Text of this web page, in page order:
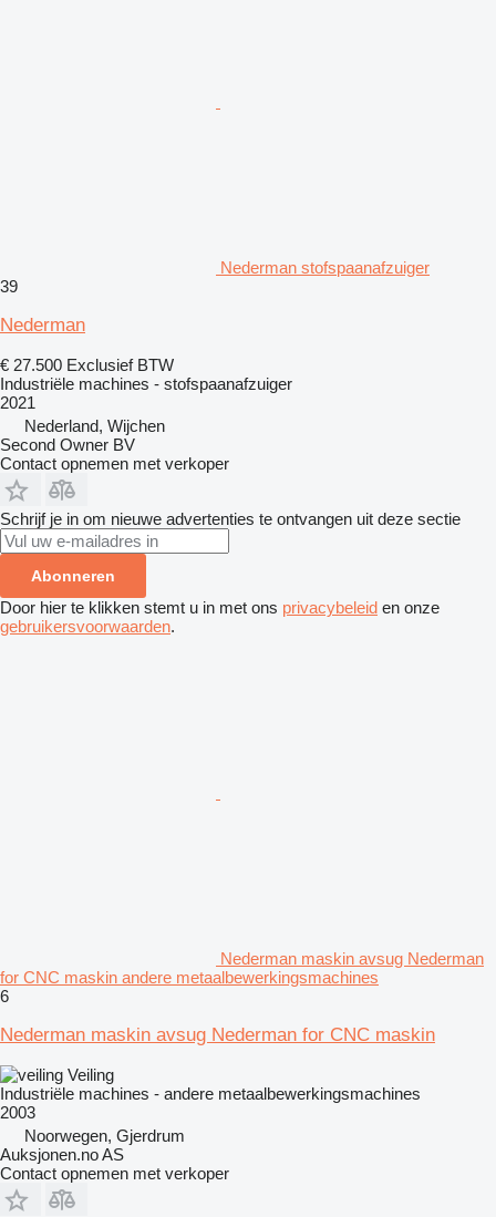
Nederman stofspaanafzuiger
39
Nederman
€ 27.500 Exclusief BTW
Industriële machines - stofspaanafzuiger
2021
Nederland, Wijchen
Second Owner BV
Contact opnemen met verkoper
Schrijf je in om nieuwe advertenties te ontvangen uit deze sectie
Abonneren
Door hier te klikken stemt u in met ons privacybeleid en onze
gebruikersvoorwaarden.
Nederman maskin avsug Nederman
for CNC maskin andere metaalbewerkingsmachines
6
Nederman maskin avsug Nederman for CNC maskin
Veiling
Industriële machines - andere metaalbewerkingsmachines
2003
Noorwegen, Gjerdrum
Auksjonen.no AS
Contact opnemen met verkoper